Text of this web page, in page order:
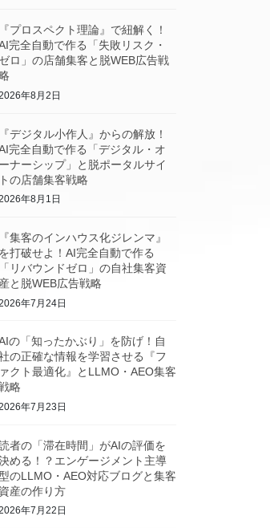
『プロスペクト理論』で紐解く！
完全自動で作る「失敗リスク・
ゼロ」の店舗集客と脱WEB広告戦
年8月2日
『デジタル小作人』からの解放！
完全自動で作る「デジタル・オ
ーナーシップ」と脱ポータルサイ
トの店舗集客戦略
年8月1日
『集客のインハウス化ジレンマ』
を打破せよ！AI完全自動で作る
「リバウンドゼロ」の自社集客資
産と脱WEB広告戦略
年7月24日
の「知ったかぶり」を防げ！自
の正確な情報を学習させる『フ
ァクト最適化』とLLMO・AEO集客
略
年7月23日
者の「滞在時間」がAIの評価を
める！？エンゲージメント主導
のLLMO・AEO対応ブログと集客
資産の作り方
年7月22日